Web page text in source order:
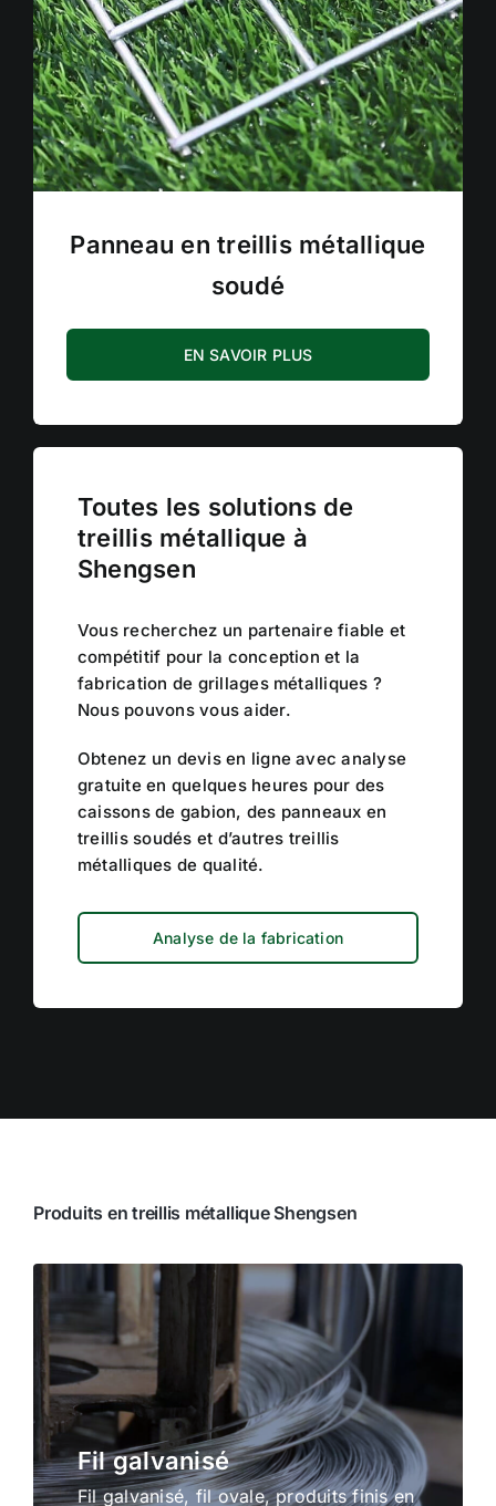
Panneau en treillis métallique
soudé
EN SAVOIR PLUS
Toutes les solutions de
treillis métallique à
Shengsen
Vous recherchez un partenaire fiable et
compétitif pour la conception et la
fabrication de grillages métalliques ?
Nous pouvons vous aider.
Obtenez un devis en ligne avec analyse
gratuite en quelques heures pour des
caissons de gabion, des panneaux en
treillis soudés et d’autres treillis
métalliques de qualité.
Analyse de la fabrication
Produits en treillis métallique Shengsen
Fil galvanisé
Fil galvanisé, fil ovale, produits finis en